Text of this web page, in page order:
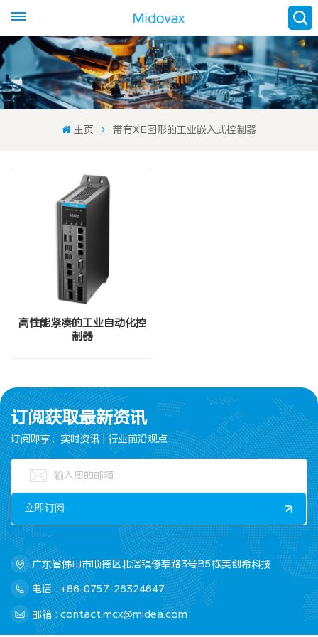
主页 带有XE图形的工业嵌入式控制器
高性能紧凑的工业自动化控
制器
订阅获取最新资讯
订阅即享：实时资讯 | 行业前沿观点
广东省佛山市顺德区北滘镇僚莘路3号B5栋美创希科技
电话 : +86-0757-26324647
邮箱 : contact.mcx@midea.com